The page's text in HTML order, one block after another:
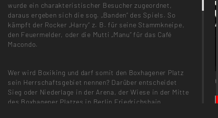
wurde ein charakteristischer Besucher zugeordnet,
daraus ergeben sich die sog. „Banden“ des Spiels. So
kämpft der Rocker „Harry“ z. B. für seine Stammkneipe,
den Feuermelder, oder die Mutti „Manu“ für das Café
Macondo.
Wer wird Boxiking und darf somit den Boxhagener Platz
sein Herrschaftsgebiet nennen? Darüber entscheidet
Sieg oder Niederlage in der Arena, der Wiese in der Mitte
des Boxhagener Platzes in Berlin Friedrichshain.